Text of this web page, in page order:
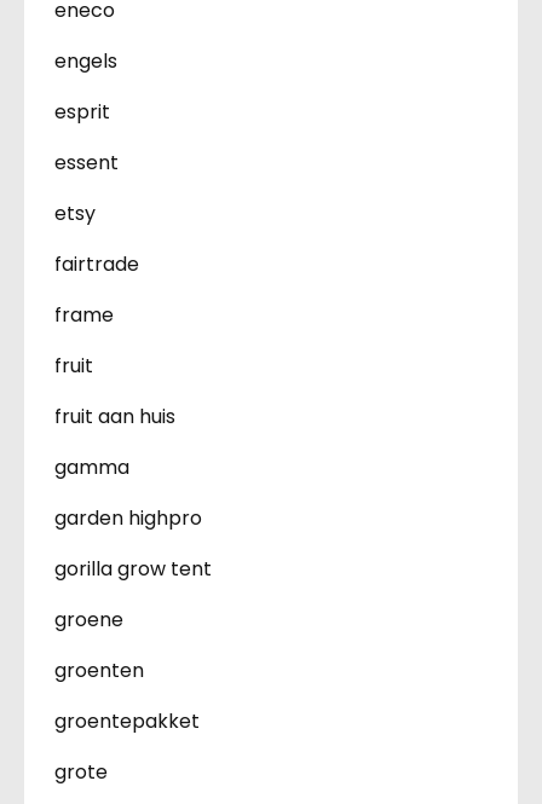
eneco
engels
esprit
essent
etsy
fairtrade
frame
fruit
fruit aan huis
gamma
garden highpro
gorilla grow tent
groene
groenten
groentepakket
grote